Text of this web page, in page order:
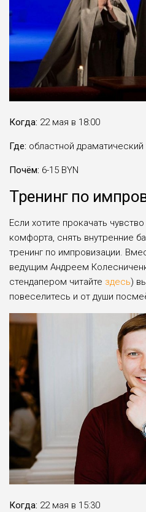
Когда: 22 мая в 18:00
Где: областной
Почём: 6-15 BYN
Тренинг по
Если хотите прокачать
комфорта, снять внутренние
тренинг по импровизации.
ведущим Андреем
стендапером читайте здесь)
повеселитесь и от души
Когда: 22 мая в 15:30